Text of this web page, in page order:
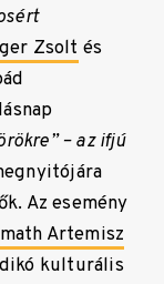
Zsolt és
– az ifjú
Az esemény
Artemisz
kulturális